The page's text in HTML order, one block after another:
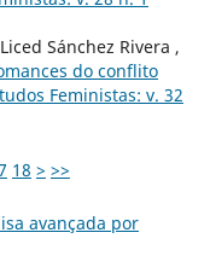
Sánchez Rivera ,
do conflito
Feministas: v. 32
18 > >>
avançada por